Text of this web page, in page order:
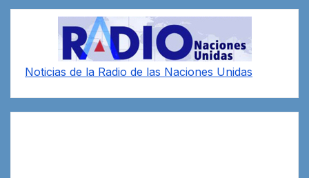
Noticias de la Radio de las Naciones Unidas